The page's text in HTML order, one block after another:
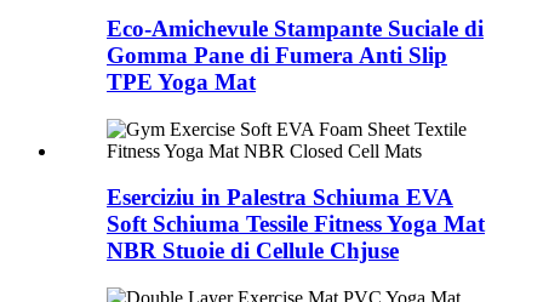
Eco-Amichevule Stampante Suciale di
Gomma Pane di Fumera Anti Slip
TPE Yoga Mat
Eserciziu in Palestra Schiuma EVA
Soft Schiuma Tessile Fitness Yoga Mat
NBR Stuoie di Cellule Chjuse